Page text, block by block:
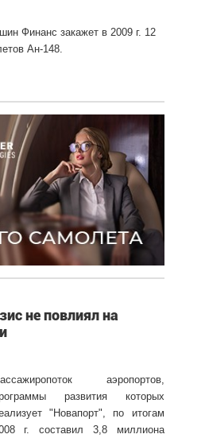
Финанс закажет в 2009 г. 12
Ан-148.
не повлиял на
аэропортов,
развития которых
"Новапорт", по итогам
г. составил 3,8 миллиона